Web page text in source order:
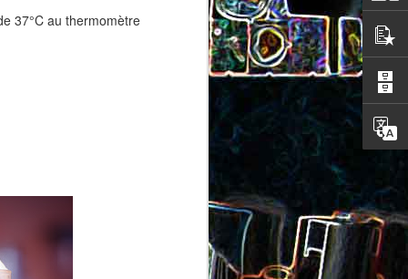
37°C au thermomètre
Pizza à la pancetta et à la